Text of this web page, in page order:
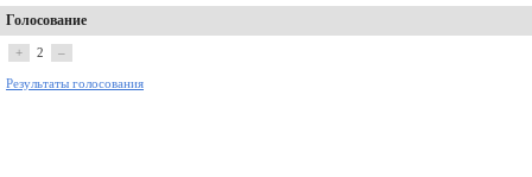
Голосование
+ 2 –
Результаты голосования